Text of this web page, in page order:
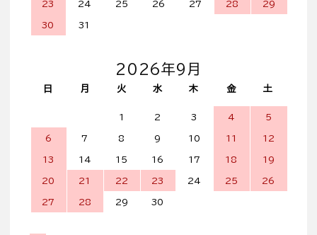
23 24 25 26 27 28 29
30 31
2026年9月
日 月 火 水 木 金 土
1 2 3 4 5
6 7 8 9 10 11 12
13 14 15 16 17 18 19
20 21 22 23 24 25 26
27 28 29 30